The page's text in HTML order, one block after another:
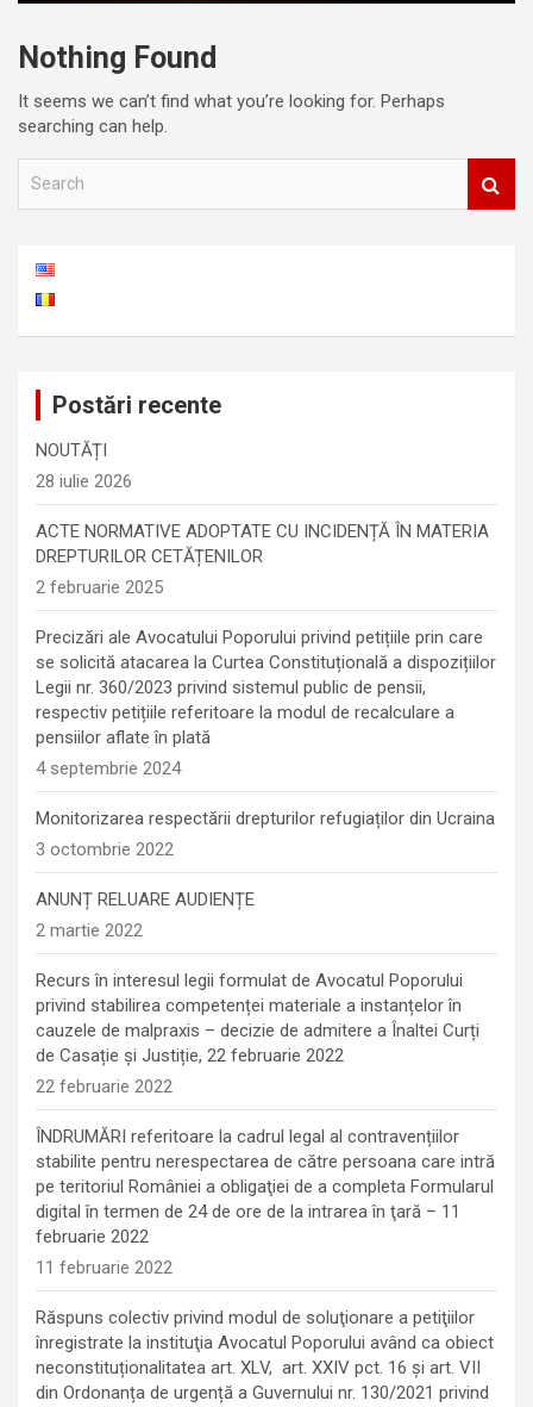
Nothing Found
It seems we can’t find what you’re looking for. Perhaps
searching can help.
Postări recente
NOUTĂȚI
28 iulie 2026
ACTE NORMATIVE ADOPTATE CU INCIDENȚĂ ÎN MATERIA
DREPTURILOR CETĂȚENILOR
2 februarie 2025
Precizări ale Avocatului Poporului privind petițiile prin care
se solicită atacarea la Curtea Constituțională a dispozițiilor
Legii nr. 360/2023 privind sistemul public de pensii,
respectiv petițiile referitoare la modul de recalculare a
pensiilor aflate în plată
4 septembrie 2024
Monitorizarea respectării drepturilor refugiaților din Ucraina
3 octombrie 2022
ANUNȚ RELUARE AUDIENȚE
2 martie 2022
Recurs în interesul legii formulat de Avocatul Poporului
privind stabilirea competenței materiale a instanțelor în
cauzele de malpraxis – decizie de admitere a Înaltei Curți
de Casație și Justiție, 22 februarie 2022
22 februarie 2022
ÎNDRUMĂRI referitoare la cadrul legal al contravențiilor
stabilite pentru nerespectarea de către persoana care intră
pe teritoriul României a obligaţiei de a completa Formularul
digital în termen de 24 de ore de la intrarea în ţară – 11
februarie 2022
11 februarie 2022
Răspuns colectiv privind modul de soluţionare a petiţiilor
înregistrate la instituţia Avocatul Poporului având ca obiect
neconstituționalitatea art. XLV, art. XXIV pct. 16 și art. VII
din Ordonanța de urgență a Guvernului nr. 130/2021 privind